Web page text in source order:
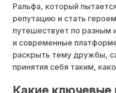
Ральфа, который
репутацию и стать
путешествует по разным
и современные
раскрыть тему дружбы,
принятия себя таким,